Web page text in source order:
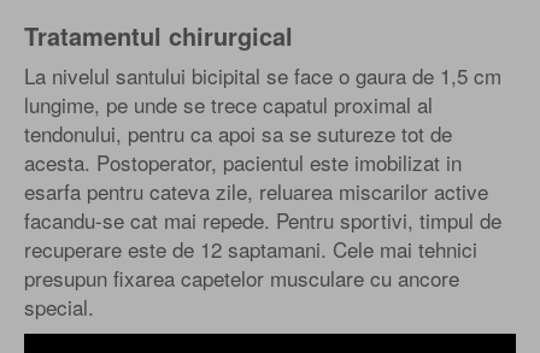
Tratamentul chirurgical
La nivelul santului bicipital se face o gaura de 1,5 cm
lungime, pe unde se trece capatul proximal al
tendonului, pentru ca apoi sa se sutureze tot de
acesta. Postoperator, pacientul este imobilizat in
esarfa pentru cateva zile, reluarea miscarilor active
facandu-se cat mai repede. Pentru sportivi, timpul de
recuperare este de 12 saptamani. Cele mai tehnici
presupun fixarea capetelor musculare cu ancore
special.